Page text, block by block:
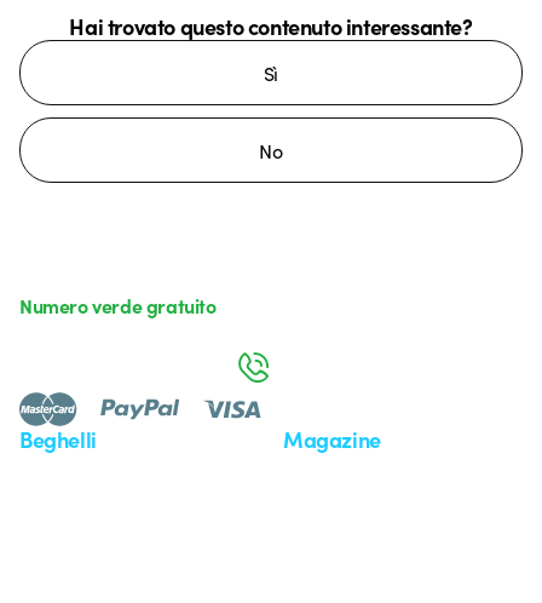
Hai trovato questo contenuto interessante?
Sì
No
Beghelli Magazine
Numero verde gratuito